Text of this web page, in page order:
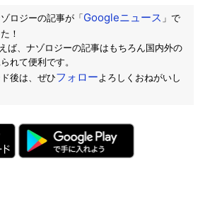
ロジーの記事が「Googleニュース 」で
！
ば、ナゾロジーの記事はもちろん国内外の
れて便利です。
後は、ぜひフォローよろしくおねがいし